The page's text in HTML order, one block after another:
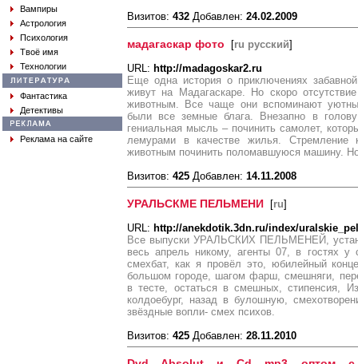
Вампиры
Астрология
Психология
Твоё имя
Технологии
Фантастика
Детективы
Реклама на сайте
Визитов: 432 Добавлен: 24.02.2009
мадагаскар фото [ru русский]
URL: http://madagoskar2.ru
Еще одна история о приключениях
живут на Мадагаскаре. Но скоро
животным. Все чаще они вспоминают
были все земные блага. Внезапно в
гениальная мысль – починить самолет,
лемурами в качестве жилья. Стремление
животным починить поломавшуюся машину.
Визитов: 425 Добавлен: 14.11.2008
УРАЛЬСКМЕ ПЕЛЬМЕНИ [ru]
URL: http://anekdotik.3dn.ru/index/
Все выпуски УРАЛЬСКИХ ПЕЛЬМЕНЕЙ,
весь апрель никому, агенты 07, в гостях у
смехбат, как я провёл это, юбилейный
большом городе, шагом фарш, смешняги,
в тесте, остаться в смешных, стипенсия,
колдоебург, назад в булошную,
звёздные вопли- смех психов.
Визитов: 425 Добавлен: 28.11.2010